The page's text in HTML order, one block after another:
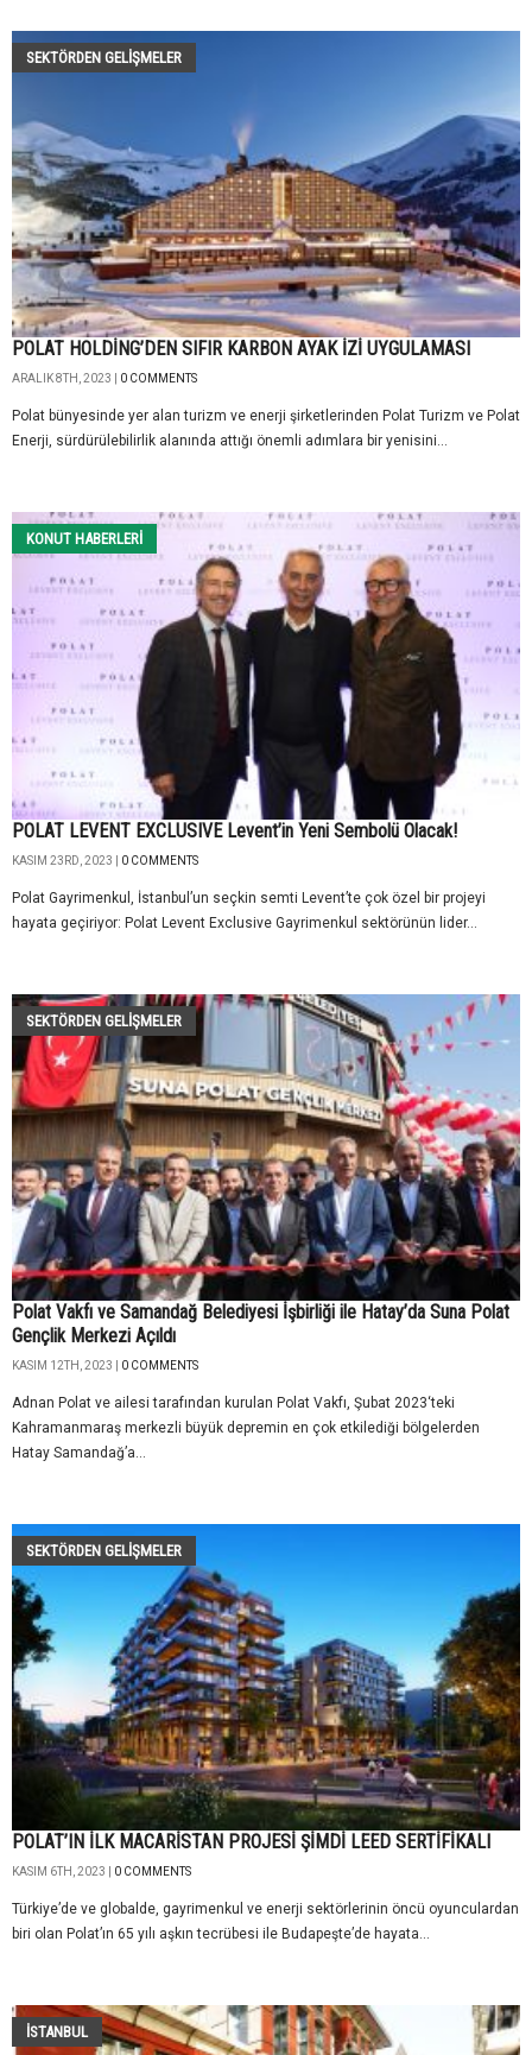
SEKTÖRDEN GELIŞMELER
POLAT HOLDİNG’DEN SIFIR KARBON AYAK İZİ UYGULAMASI
ARALIK 8TH, 2023 | 0 COMMENTS
Polat bünyesinde yer alan turizm ve enerji şirketlerinden Polat Turizm ve Polat
Enerji, sürdürülebilirlik alanında attığı önemli adımlara bir yenisini...
KONUT HABERLERI
POLAT LEVENT EXCLUSIVE Levent’in Yeni Sembolü Olacak!
KASIM 23RD, 2023 | 0 COMMENTS
Polat Gayrimenkul, İstanbul’un seçkin semti Levent’te çok özel bir projeyi
hayata geçiriyor: Polat Levent Exclusive Gayrimenkul sektörünün lider...
SEKTÖRDEN GELIŞMELER
Polat Vakfı ve Samandağ Belediyesi İşbirliği ile Hatay’da Suna Polat
Gençlik Merkezi Açıldı
KASIM 12TH, 2023 | 0 COMMENTS
Adnan Polat ve ailesi tarafından kurulan Polat Vakfı, Şubat 2023‘teki
Kahramanmaraş merkezli büyük depremin en çok etkilediği bölgelerden
Hatay Samandağ’a...
SEKTÖRDEN GELIŞMELER
POLAT’IN İLK MACARİSTAN PROJESİ ŞİMDİ LEED SERTİFİKALI
KASIM 6TH, 2023 | 0 COMMENTS
Türkiye’de ve globalde, gayrimenkul ve enerji sektörlerinin öncü oyunculardan
biri olan Polat’ın 65 yılı aşkın tecrübesi ile Budapeşte’de hayata...
İSTANBUL